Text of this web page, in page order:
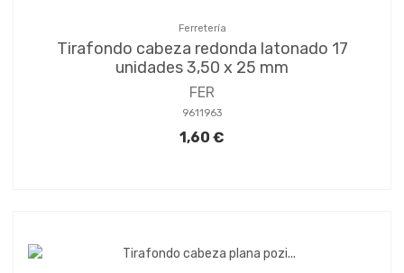
Ferretería
Tirafondo cabeza redonda latonado 17
unidades 3,50 x 25 mm
FER
9611963
1,60 €